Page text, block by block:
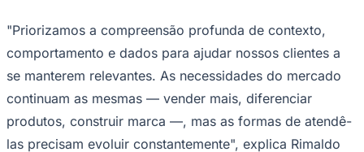
"Priorizamos a compreensão profunda de contexto,
comportamento e dados para ajudar nossos clientes a
se manterem relevantes. As necessidades do mercado
continuam as mesmas — vender mais, diferenciar
produtos, construir marca —, mas as formas de atendê-
las precisam evoluir constantemente", explica Rimaldo